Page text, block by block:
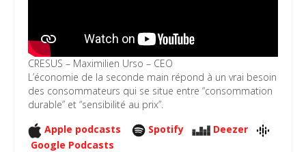
CRESUS – Maximilien Urso – CEO
L’économie de la seconde main répond à un vrai besoin
des consommateurs qui se situe entre “consommation
durable” et “sensibilité au prix”.
Apple podcasts
Spotify
Deezer
Google Podcasts